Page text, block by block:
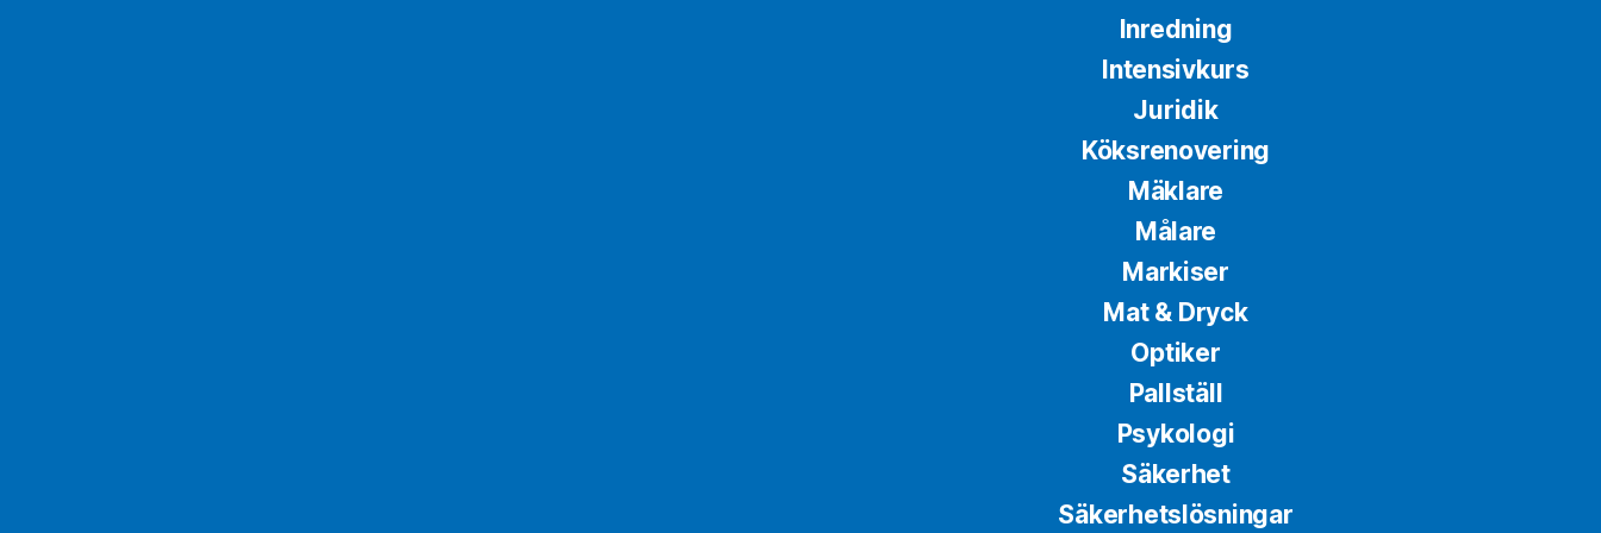
Inredning
Intensivkurs
Juridik
Köksrenovering
Mäklare
Målare
Markiser
Mat & Dryck
Optiker
Pallställ
Psykologi
Säkerhet
Säkerhetslösningar